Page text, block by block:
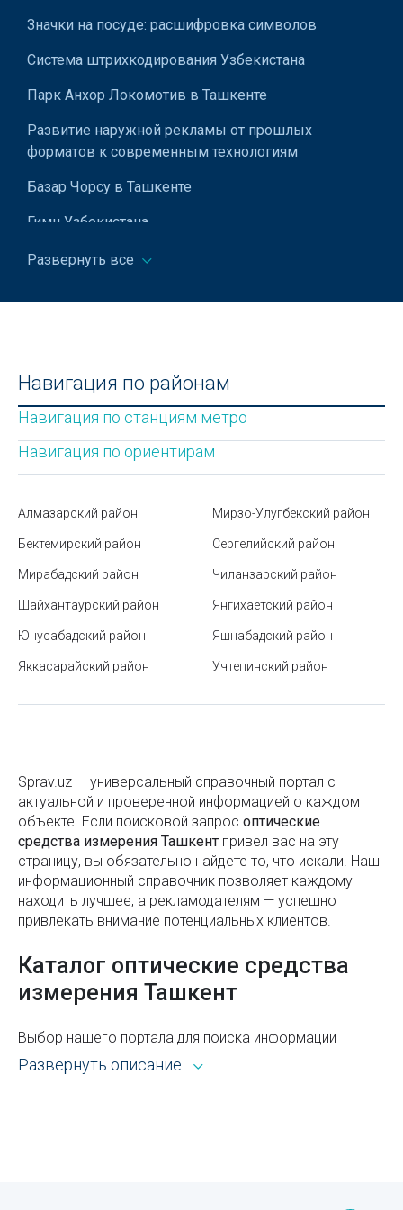
Ремонт посудомоечных машин
Ремонт мобильных телефонов
Ремонт стиральных машин
Ремонт строительно-дорожной техники
Ремонт кофемашин
Ремонт отопительного оборудования
Сейфы - вскрытие
Сервисные центры Bitzer
Сервисные центры Indesit
Сервисные центры Midea
Сервисные центры Samsung
Системы воздушного отопления
Ремонт телекоммуникационного оборудования
Ремонт технологического оборудования
Установка кондиционеров
Ремонт дизельных двигателей
Ремонт звукового оборудования
Значки на посуде: расшифровка символов
Система штрихкодирования Узбекистана
Парк Анхор Локомотив в Ташкенте
Развитие наружной рекламы от прошлых
форматов к современным технологиям
Базар Чорсу в Ташкенте
Гимн Узбекистана
Мавзолей Зангиата в Ташкенте
Флаг Узбекистана
Автобусные маршруты Ташкента
Гербы и флаги стран мира
Как интегрировать 1С: Бухгалтерия с другими
системами учета
Станция метро Айбек
Правила пользования лифтом: безопасность,
этикет и комфорт
Штрафы за нарушение ПДД в Узбекистане
Нужны ли батареи, если есть отопление теплым
Станция метро Тинчлик
Как зарегистрироваться на IELTS в Ташкенте
Узбекистан – информация для гостей республики
Расшифровка значков на обоях
для дома
Медресе Кукельдаш в Ташкенте
Узбекский национальный академический
Развернуть все
Навигация по районам
Навигация по станциям метро
Навигация по ориентирам
Алмазарский район
Бектемирский район
Мирабадский район
Мирзо-Улугбекский район
Сергелийский район
Чиланзарский район
Шайхантаурский район
Юнусабадский район
Яккасарайский район
Янгихаётский район
Яшнабадский район
Учтепинский район
Sprav.uz — универсальный справочный портал с
актуальной и проверенной информацией о каждом
объекте. Если поисковой запроc оптические
средства измерения Ташкент привел вас на эту
страницу, вы обязательно найдете то, что искали. Наш
информационный справочник позволяет каждому
находить лучшее, а рекламодателям — успешно
привлекать внимание потенциальных клиентов.
Каталог оптические средства
измерения Ташкент
Выбор нашего портала для поиска информации
открывает широкие возможности. Каталог Sprav для
пользователей и рекламодателей — это:
Развернуть описание